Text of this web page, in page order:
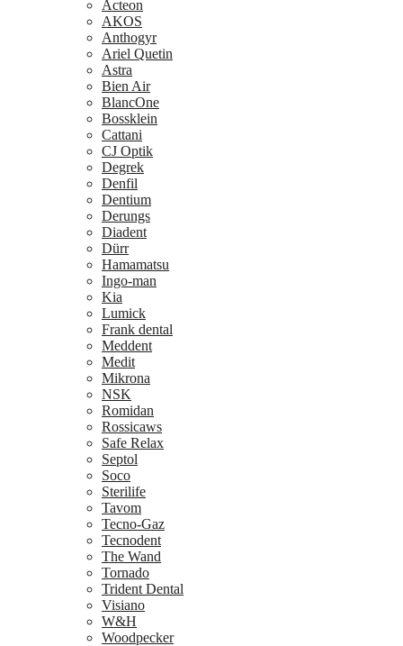
Acteon
AKOS
Anthogyr
Ariel Quetin
Astra
Bien Air
BlancOne
Bossklein
Cattani
CJ Optik
Degrek
Denfil
Dentium
Derungs
Diadent
Dürr
Hamamatsu
Ingo-man
Kia
Lumick
Frank dental
Meddent
Medit
Mikrona
NSK
Romidan
Rossicaws
Safe Relax
Septol
Soco
Sterilife
Tavom
Tecno-Gaz
Tecnodent
The Wand
Tornado
Trident Dental
Visiano
W&H
Woodpecker